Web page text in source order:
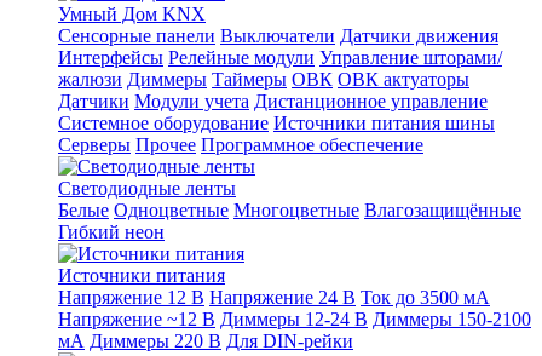
Умный Дом KNX
Сенсорные панели Выключатели Датчики движения
Интерфейсы Релейные модули Управление шторами/
жалюзи Диммеры Таймеры ОВК ОВК актуаторы
Датчики Модули учета Дистанционное управление
Системное оборудование Источники питания шины
Серверы Прочее Программное обеспечение
Светодиодные ленты
Белые Одноцветные Многоцветные Влагозащищённые
Гибкий неон
Источники питания
Напряжение 12 В Напряжение 24 В Ток до 3500 мА
Напряжение ~12 В Диммеры 12-24 В Диммеры 150-2100
мА Диммеры 220 В Для DIN-рейки